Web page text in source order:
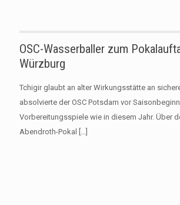
OSC-Wasserballer zum
Würzburg
Tchigir glaubt an alter Wirkungsstätte an
absolvierte der OSC Potsdam vor
Vorbereitungsspiele wie in diesem Jahr. Über
Abendroth-Pokal
[…]